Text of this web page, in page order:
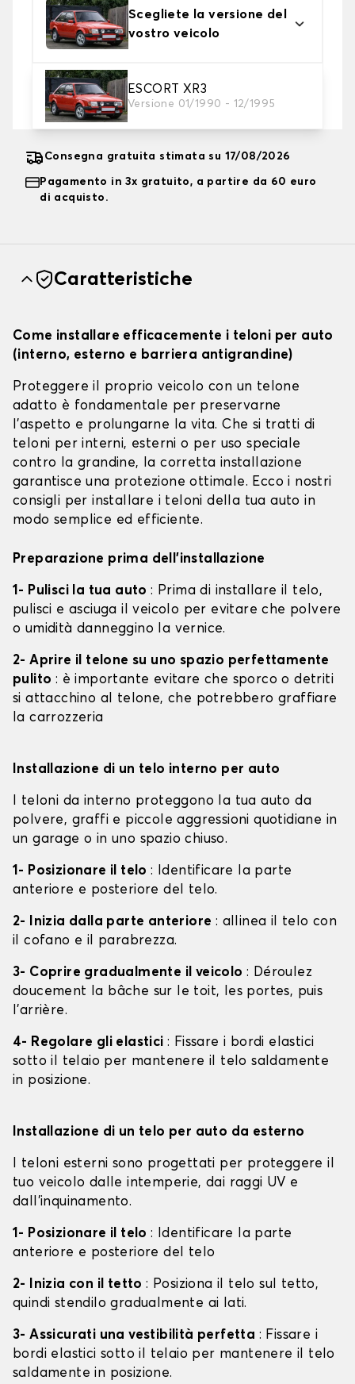
Scegliete la versione del
vostro veicolo
ESCORT XR3
Versione 01/1990 - 12/1995
2. Livello di protezione
Scegli il telo protettivo adatto alle tue esigenze
Consegna gratuita stimata su 17/08/2026
Pagamento in 3x gratuito, a partire da 60 euro
di acquisto.
Caratteristiche
Come installare efficacemente i teloni per auto
(interno, esterno e barriera antigrandine)
Proteggere il proprio veicolo con un telone
adatto è fondamentale per preservarne
l'aspetto e prolungarne la vita. Che si tratti di
teloni per interni, esterni o per uso speciale
contro la grandine, la corretta installazione
garantisce una protezione ottimale. Ecco i nostri
consigli per installare i teloni della tua auto in
modo semplice ed efficiente.
Preparazione prima dell'installazione
1- Pulisci la tua auto: Prima di installare il telo,
pulisci e asciuga il veicolo per evitare che polvere
o umidità danneggino la vernice.
2- Aprire il telone su uno spazio perfettamente
pulito : è importante evitare che sporco o detriti
si attacchino al telone, che potrebbero graffiare
la carrozzeria
Installazione di un telo interno per auto
I teloni da interno proteggono la tua auto da
polvere, graffi e piccole aggressioni quotidiane in
un garage o in uno spazio chiuso.
1- Posizionare il telo: Identificare la parte
anteriore e posteriore del telo.
2- Inizia dalla parte anteriore : allinea il telo con
il cofano e il parabrezza.
3- Coprire gradualmente il veicolo : Déroulez
doucement la bâche sur le toit, les portes, puis
l'arrière.
4- Regolare gli elastici : Fissare i bordi elastici
sotto il telaio per mantenere il telo saldamente
in posizione.
Installazione di un telo per auto da esterno
I teloni esterni sono progettati per proteggere il
tuo veicolo dalle intemperie, dai raggi UV e
dall'inquinamento.
1- Posizionare il telo: Identificare la parte
anteriore e posteriore del telo
2- Inizia con il tetto: Posiziona il telo sul tetto,
quindi stendilo gradualmente ai lati.
3- Assicurati una vestibilità perfetta : Fissare i
bordi elastici sotto il telaio per mantenere il telo
saldamente in posizione.